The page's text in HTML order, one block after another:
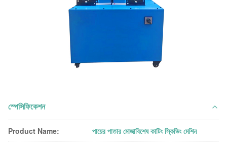
স্পেসিফিকেশন
Product Name: পায়ের পাতার মোজাবিশেষ কাটিং স্কিভিং মেশিন